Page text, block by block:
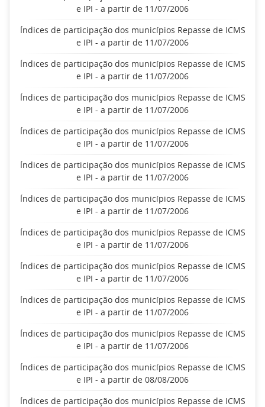
e IPI - a partir de 11/07/2006
Índices de participação dos municípios Repasse de ICMS
e IPI - a partir de 11/07/2006
Índices de participação dos municípios Repasse de ICMS
e IPI - a partir de 11/07/2006
Índices de participação dos municípios Repasse de ICMS
e IPI - a partir de 11/07/2006
Índices de participação dos municípios Repasse de ICMS
e IPI - a partir de 11/07/2006
Índices de participação dos municípios Repasse de ICMS
e IPI - a partir de 11/07/2006
Índices de participação dos municípios Repasse de ICMS
e IPI - a partir de 11/07/2006
Índices de participação dos municípios Repasse de ICMS
e IPI - a partir de 11/07/2006
Índices de participação dos municípios Repasse de ICMS
e IPI - a partir de 11/07/2006
Índices de participação dos municípios Repasse de ICMS
e IPI - a partir de 11/07/2006
Índices de participação dos municípios Repasse de ICMS
e IPI - a partir de 11/07/2006
Índices de participação dos municípios Repasse de ICMS
e IPI - a partir de 08/08/2006
Índices de participação dos municípios Repasse de ICMS